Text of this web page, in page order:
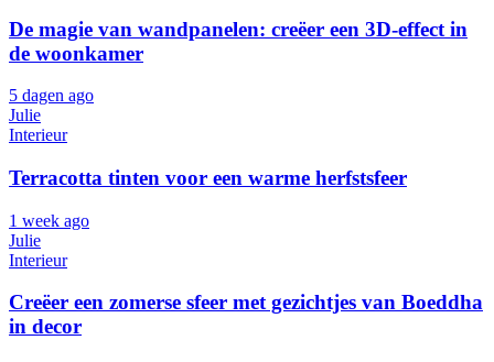
De magie van wandpanelen: creëer een 3D-effect in
de woonkamer
5 dagen ago
Julie
Interieur
Terracotta tinten voor een warme herfstsfeer
1 week ago
Julie
Interieur
Creëer een zomerse sfeer met gezichtjes van Boeddha
in decor